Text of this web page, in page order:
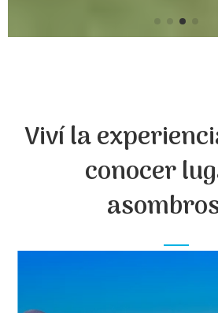
Viví la
conocer